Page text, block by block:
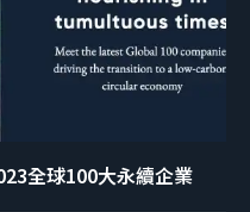
全球100大永續企業